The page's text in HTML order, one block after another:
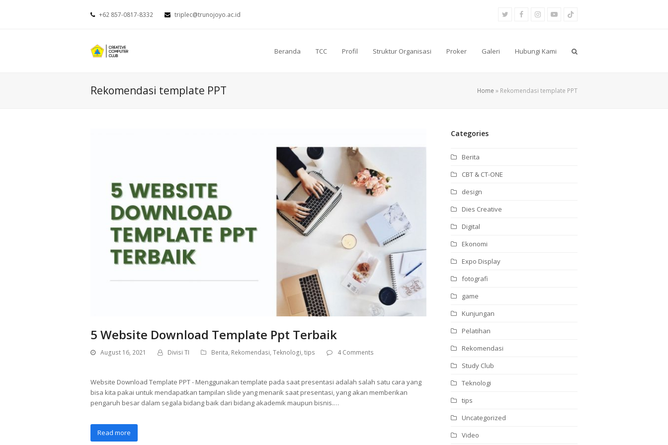
+62 857-0817-8332 triplec@trunojoyo.ac.id TwitterFacebookInstagram
YoutubeTiktok
Beranda TCC Profil Struktur Organisasi Proker Galeri Hubungi Kami
Rekomendasi template PPT Home » Rekomendasi template PPT
5 Website Download Template Ppt Terbaik
August 16, 2021 Divisi TI Berita, Rekomendasi, Teknologi, tips 4 Comments
Website Download Template PPT - Menggunakan template pada saat presentasi adalah salah satu cara yang
bisa kita pakai untuk mendapatkan tampilan slide yang menarik saat presentasi, yang akan memberikan
pengaruh besar dalam segala bidang baik dari bidang akademik maupun bisnis.…
Read more
Categories
Berita
CBT & CT-ONE
design
Dies Creative
Digital
Ekonomi
Expo Display
fotografi
game
Kunjungan
Pelatihan
Rekomendasi
Study Club
Teknologi
tips
Uncategorized
Video